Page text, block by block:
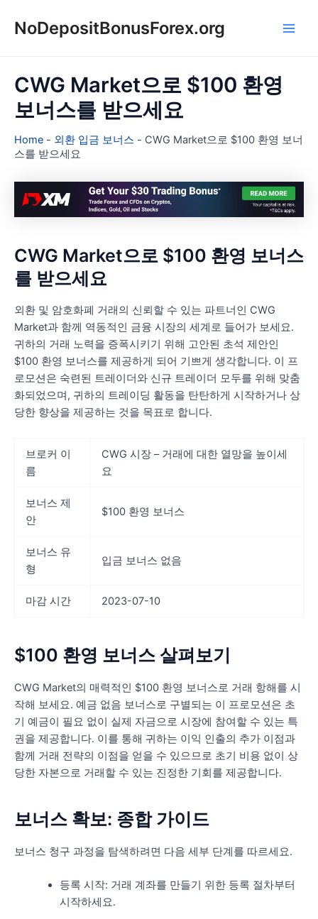
NoDepositBonusForex.org
CWG Market으로 $100 환영
보너스를 받으세요
Home - 외환 입금 보너스 - CWG Market으로 $100 환영 보너
스를 받으세요
CWG Market으로 $100 환영 보너스
를 받으세요
외환 및 암호화폐 거래의 신뢰할 수 있는 파트너인 CWG
Market과 함께 역동적인 금융 시장의 세계로 들어가 보세요.
귀하의 거래 노력을 증폭시키기 위해 고안된 초석 제안인
$100 환영 보너스를 제공하게 되어 기쁘게 생각합니다. 이 프
로모션은 숙련된 트레이더와 신규 트레이더 모두를 위해 맞춤
화되었으며, 귀하의 트레이딩 활동을 탄탄하게 시작하거나 상
당한 향상을 제공하는 것을 목표로 합니다.
브로커 이
름
CWG 시장 – 거래에 대한 열망을 높이세
요
보너스 제
안
$100 환영 보너스
보너스 유
형
입금 보너스 없음
마감 시간 2023-07-10
$100 환영 보너스 살펴보기
CWG Market의 매력적인 $100 환영 보너스로 거래 항해를 시
작해 보세요. 예금 없음 보너스로 구별되는 이 프로모션은 초
기 예금이 필요 없이 실제 자금으로 시장에 참여할 수 있는 특
권을 제공합니다. 이를 통해 귀하는 이익 인출의 추가 이점과
함께 거래 전략의 이점을 얻을 수 있으므로 초기 비용 없이 상
당한 자본으로 거래할 수 있는 진정한 기회를 제공합니다.
보너스 확보: 종합 가이드
보너스 청구 과정을 탐색하려면 다음 세부 단계를 따르세요.
등록 시작: 거래 계좌를 만들기 위한 등록 절차부터
시작하세요.